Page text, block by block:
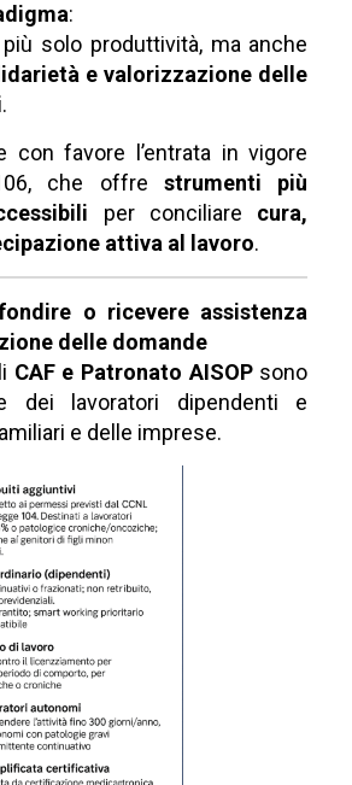
:
solo produttività, ma anche
e valorizzazione delle
.
con favore l’entrata in vigore
che offre strumenti più
per conciliare cura,
attiva al lavoro.
o ricevere assistenza
delle domande
CAF e Patronato AISOPsono
dei lavoratori dipendenti e
e delle imprese.